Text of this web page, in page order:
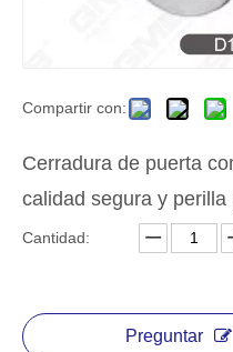
Compartir con:
Cerradura de puerta
calidad segura y perilla
Cantidad:
Preguntar